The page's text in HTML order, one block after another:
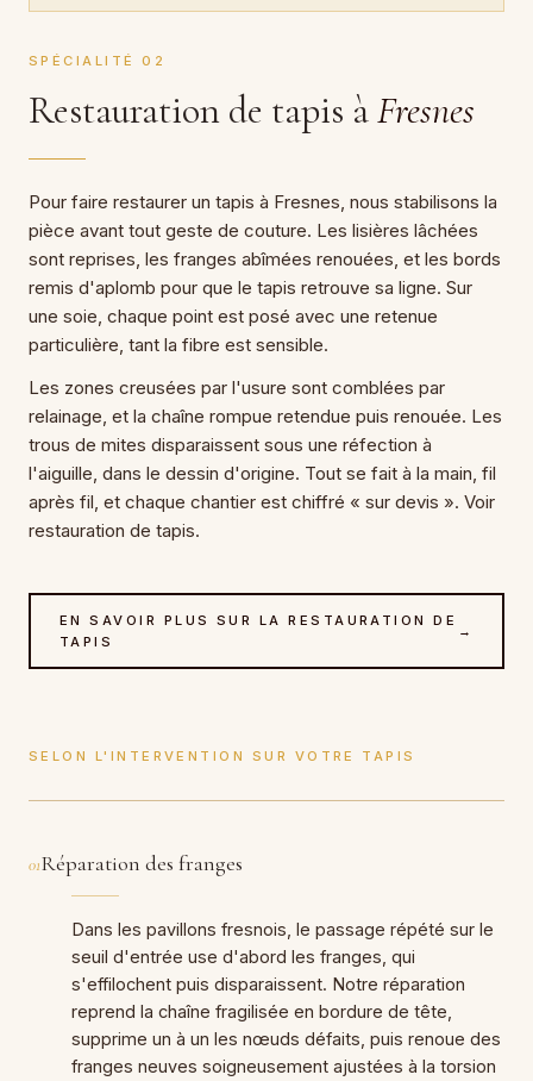
SPÉCIALITÉ 02
Restauration de tapis àFresnes
Pour faire restaurer un tapis à Fresnes, nous stabilisons la
pièce avant tout geste de couture. Les lisières lâchées
sont reprises, les franges abîmées renouées, et les bords
remis d'aplomb pour que le tapis retrouve sa ligne. Sur
une soie, chaque point est posé avec une retenue
particulière, tant la fibre est sensible.
Les zones creusées par l'usure sont comblées par
relainage, et la chaîne rompue retendue puis renouée. Les
trous de mites disparaissent sous une réfection à
l'aiguille, dans le dessin d'origine. Tout se fait à la main, fil
après fil, et chaque chantier est chiffré « sur devis ». Voir
restauration de tapis.
EN SAVOIR PLUS SUR LA RESTAURATION DE
TAPIS
→
SELON L'INTERVENTION SUR VOTRE TAPIS
01Réparation des franges
Dans les pavillons fresnois, le passage répété sur le
seuil d'entrée use d'abord les franges, qui
s'effilochent puis disparaissent. Notre réparation
reprend la chaîne fragilisée en bordure de tête,
supprime un à un les nœuds défaits, puis renoue des
franges neuves soigneusement ajustées à la torsion